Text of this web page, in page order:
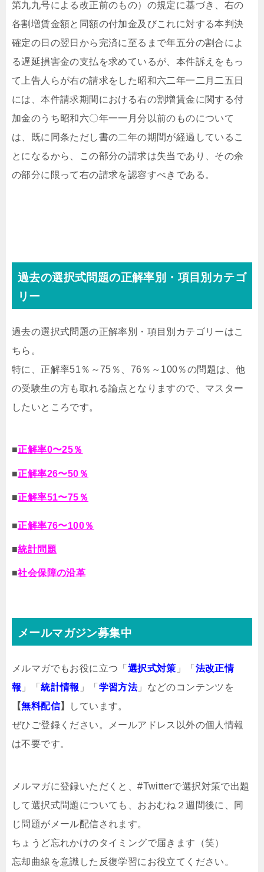
第九九号による改正前のもの）の規定に基づき、右の
各割増賃金額と同額の付加金及びこれに対する本判決
確定の日の翌日から完済に至るまで年五分の割合によ
る遅延損害金の支払を求めているが、本件訴えをもっ
て上告人らが右の請求をした昭和六二年一二月二五日
には、本件請求期間における右の割増賃金に関する付
加金のうち昭和六〇年一一月分以前のものについて
は、既に同条ただし書の二年の期間が経過しているこ
とになるから、この部分の請求は失当であり、その余
の部分に限って右の請求を認容すべきである。
過去の選択式問題の正解率別・項目別カテゴ
リー
過去の選択式問題の正解率別・項目別カテゴリーはこ
ちら。
特に、正解率51％～75％、76％～100％の問題は、他
の受験生の方も取れる論点となりますので、マスター
したいところです。
■正解率0〜25％
■正解率26〜50％
■正解率51〜75％
■正解率76〜100％
■統計問題
■社会保障の沿革
メールマガジン募集中
メルマガでもお役に立つ「 選択式対策 」「 法改正情
報 」「統計情報 」「 学習方法」などのコンテンツを
【無料配信】
しています。
ぜひご登録ください。メールアドレス以外の個人情報
は不要です。
メルマガに登録いただくと、#Twitterで選択対策で出題
して選択式問題についても、おおむね２週間後に、同
じ問題がメール配信されます。
ちょうど忘れかけのタイミングで届きます（笑）
忘却曲線を意識した反復学習にお役立てください。